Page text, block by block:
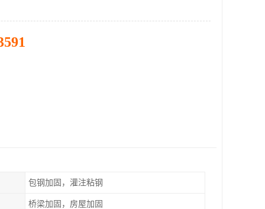
包钢加固，灌注粘钢
桥梁加固，房屋加固